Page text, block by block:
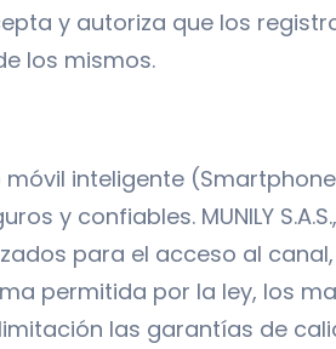
y autoriza que los
los mismos.
inteligente
y confiables. MUNILY
para el acceso al
permitida por la ley, los
las garantías de